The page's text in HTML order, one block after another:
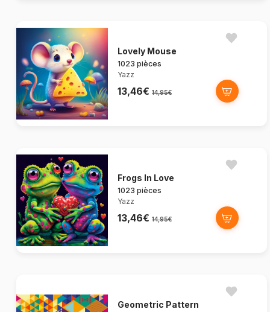
Lovely Mouse
1023 pièces
Yazz
13,46€ 14,95€
Frogs In Love
1023 pièces
Yazz
13,46€ 14,95€
Geometric Pattern